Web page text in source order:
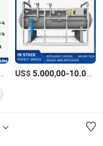
/Set
US$5.000,00-10.000,00